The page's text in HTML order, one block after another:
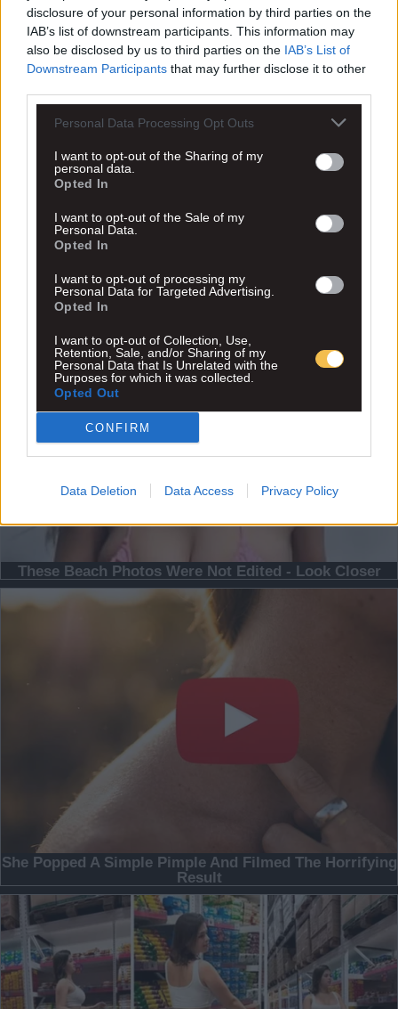
disclosure of your personal information by third parties on the
IAB’s list of downstream participants. This information may
also be disclosed by us to third parties on the IAB’s List of
Downstream Participants that may further disclose it to other
Personal Data Processing Opt Outs
I want to opt-out of the Sharing of my
personal data.
Opted In
I want to opt-out of the Sale of my
Personal Data.
Opted In
I want to opt-out of processing my
Personal Data for Targeted Advertising.
Opted In
I want to opt-out of Collection, Use,
Retention, Sale, and/or Sharing of my
Personal Data that Is Unrelated with the
Purposes for which it was collected.
Opted Out
CONFIRM
Data Deletion Data Access Privacy Policy